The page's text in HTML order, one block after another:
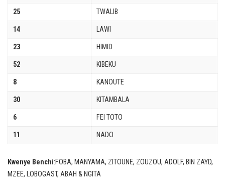
25 TWALIB
14 LAWI
23 HIMID
52 KIBEKU
8 KANOUTE
30 KITAMBALA
6 FEI TOTO
11 NADO
Kwenye Benchi:FOBA, MANYAMA, ZITOUNE, ZOUZOU, ADOLF, BIN ZAYD,
MZEE, LOBOGAST, ABAH & NGITA